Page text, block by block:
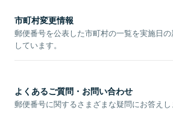
市町村変更情報
郵便番号を公表した市町村の一覧を実施日
しています。
よくあるご質問・お問い合わせ
郵便番号に関するさまざまな疑問にお答えし